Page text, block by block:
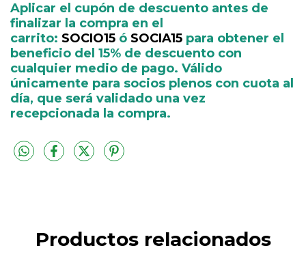
Aplicar el cupón de descuento antes de
finalizar la compra en el
carrito: SOCIO15 ó SOCIA15 para obtener el
beneficio del 15% de descuento con
cualquier medio de pago. Válido
únicamente para socios plenos con cuota al
día, que será validado una vez
recepcionada la compra.
Productos relacionados